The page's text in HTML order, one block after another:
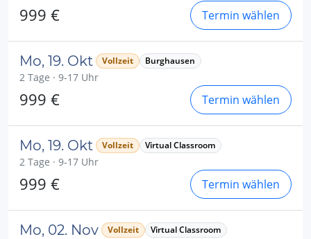
999 € Termin wählen
Mo, 19. Okt Vollzeit Burghausen
2 Tage · 9-17 Uhr
999 € Termin wählen
Mo, 19. Okt Vollzeit Virtual Classroom
2 Tage · 9-17 Uhr
999 € Termin wählen
Mo, 02. Nov Vollzeit Virtual Classroom